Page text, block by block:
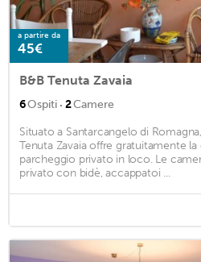
a partire da
45€
B&B Tenuta Zavaia
6Ospiti · 2Camere
Situato a Santarcangelo di
Tenuta Zavaia offre gratuitamente
parcheggio privato in loco. Le
privato con bidè, accappatoi ...